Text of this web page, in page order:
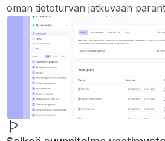
oman tietoturvan jatkuvaan